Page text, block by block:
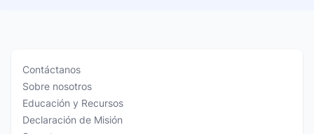
Contáctanos
Sobre nosotros
Educación y Recursos
Declaración de Misión